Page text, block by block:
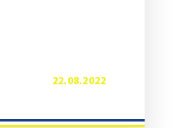
22.08.2022